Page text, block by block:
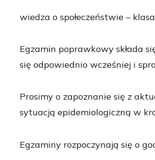
wiedza o społeczeństwie –
Egzamin poprawkowy składa
się odpowiednio wcześniej i
Prosimy o zapoznanie się z
sytuacją epidemiologiczną w
Egzaminy rozpoczynają się o